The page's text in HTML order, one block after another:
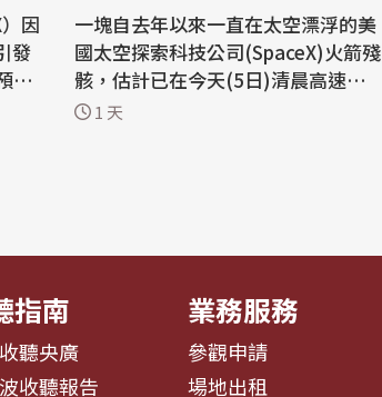
因
發
期
1
一塊自去年以來一直在太空漂浮的美
國太空探索科技公司(SpaceX)火箭殘
骸，估計已在今天(5日)清晨高速撞上
月球，不過仍需一段時間才能確認這
1 天
指南
聽央廣
收聽報告
業務服務
參觀申請
場地出租